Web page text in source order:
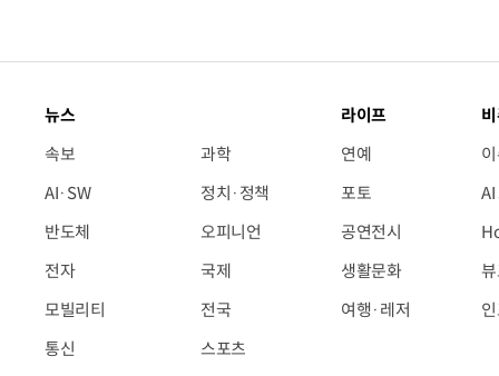
뉴스
속보
AI·SW
반도체
전자
모빌리티
통신
과학
정치·정책
오피니언
국제
전국
스포츠
라이프
연예
포토
공연전시
생활문화
여행·레저